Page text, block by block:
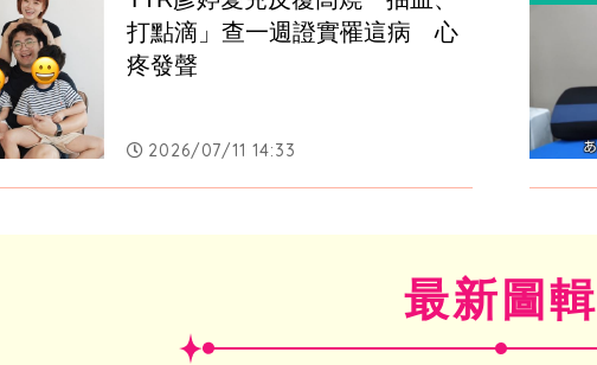
打點滴」查一週證實罹這病　心
疼發聲
2026/07/11 14:33
最新圖輯